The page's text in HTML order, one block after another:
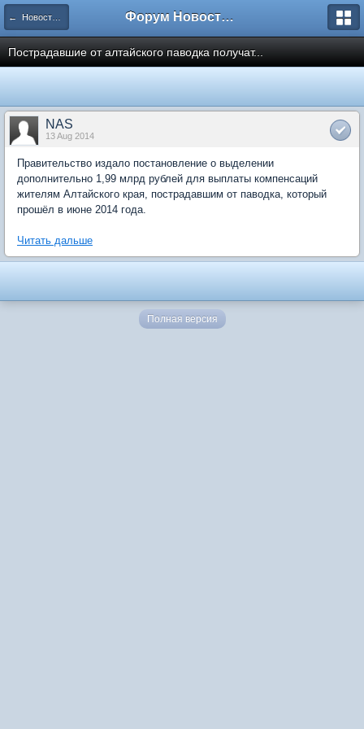
← Новости рынка недвижимости Форум Новостройки
Пострадавшие от алтайского паводка получат...
NAS
13 Aug 2014
Правительство издало постановление о выделении
дополнительно 1,99 млрд рублей для выплаты компенсаций
жителям Алтайского края, пострадавшим от паводка, который
прошёл в июне 2014 года.
Читать дальше
Полная версия